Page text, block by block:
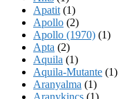
Apatit (1)
Apollo (2)
Apollo (1970) (1)
Apta (2)
Aquila (1)
Aquila-Mutante (1)
Aranyalma (1)
Aranykincs (1)